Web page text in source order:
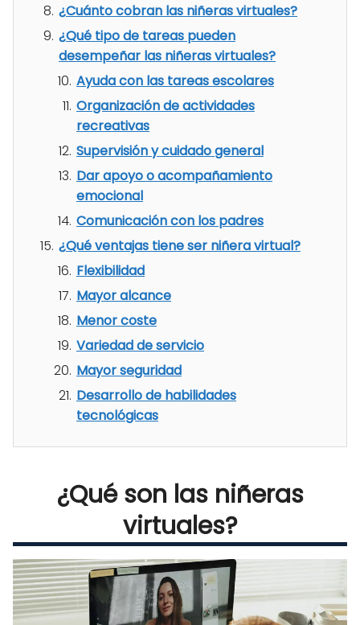
¿Cuánto cobran las niñeras virtuales?
¿Qué tipo de tareas pueden
desempeñar las niñeras virtuales?
Ayuda con las tareas escolares
Organización de actividades
recreativas
Supervisión y cuidado general
Dar apoyo o acompañamiento
emocional
Comunicación con los padres
¿Qué ventajas tiene ser niñera virtual?
Flexibilidad
Mayor alcance
Menor coste
Variedad de servicio
Mayor seguridad
Desarrollo de habilidades
tecnológicas
¿Qué son las niñeras
virtuales?